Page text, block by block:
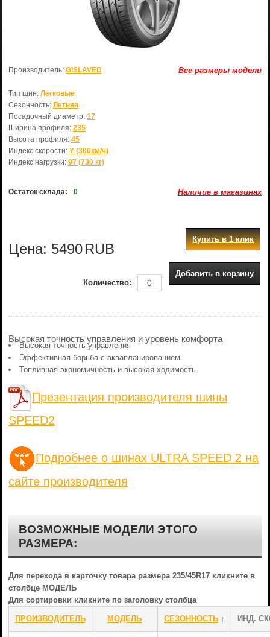
Все размеры модели
Производитель: GISLAVED
Тип шин: Легковые
Сезонность: Летняя
Посадочный диаметр: 17
Ширина профиля: 235
Высота профиля: 45
Индекс скорости: Y (300км/ч)
Индекс нагрузки: 97 (730 кг)
Остаток склада: 0 Наличие в магазинах
Цена: 5490RUB
Купить в 1 клик
Добавить в корзину
Количество:
Высокая точность управления и уровень комфорта
Высокая точность управления
Эффективная борьба с аквапланированием
Топливная экономичность и высокая ходимость
Презентация производителя шины
SPEED2
Подробнее о шинах ULTRA SPEED 2 на
сайте производителя
ВОЗМОЖНЫЕ МОДЕЛИ ЭТОГО
РАЗМЕРА:
Для перехода в карточку товара размера 235/45R17 кликните в
столбце МОДЕЛЬ
Для сортировки кликните по заголовку столбца
ПРОИЗВОДИТЕЛЬ МОДЕЛЬ СЕЗОННОСТЬ↑ ИНД.